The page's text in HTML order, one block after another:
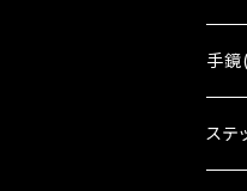
vino
まち
手
ステ